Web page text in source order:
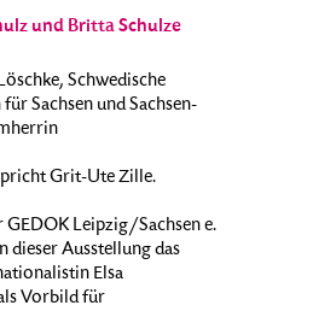
und Britta Schulze
Schwedische
Sachsen und Sachsen-
Grit-Ute Zille.
GEDOK Leipzig/Sachsen e.
dieser Ausstellung das
Elsa
Vorbild für